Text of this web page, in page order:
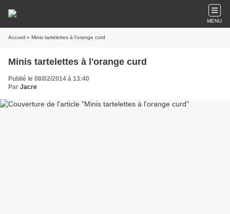
MENU
Accueil » Minis tartelettes à l'orange curd
Minis tartelettes à l'orange curd
Publié le 08/02/2014 à 13:40
Par Jacre